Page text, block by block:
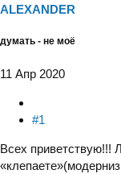
ALEXANDER
думать - не моё
11 Апр 2020
#1
Всех приветствую!!!